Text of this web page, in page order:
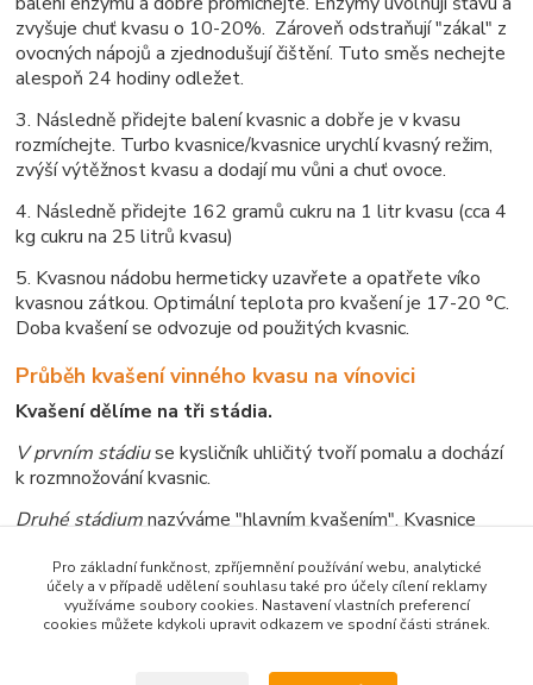
zvyšuje chuť kvasu o 10-20%. Zároveň odstraňují "zákal" z
ovocných nápojů a zjednodušují čištění. Tuto směs nechejte
alespoň 24 hodiny odležet.
3. Následně přidejte balení kvasnic a dobře je v kvasu
rozmíchejte. Turbo kvasnice/kvasnice urychlí kvasný režim,
zvýší výtěžnost kvasu a dodají mu vůni a chuť ovoce.
4. Následně přidejte 162 gramů cukru na 1 litr kvasu (cca 4
kg cukru na 25 litrů kvasu)
5. Kvasnou nádobu hermeticky uzavřete a opatřete víko
kvasnou zátkou. Optimální teplota pro kvašení je 17-20 °C.
Doba kvašení se odvozuje od použitých kvasnic.
Průběh kvašení vinného kvasu na vínovici
Kvašení dělíme na tři stádia.
V prvním stádiuse kysličník uhličitý tvoří pomalu a dochází
k rozmnožování kvasnic.
Druhé stádiumnazýváme "hlavním kvašením". Kvasnice
kysličníku uhličitého a stoupá teplota kvasu.
Třetí stádium, tzv. "dokvašování" se projevuje ustáváním
bouřlivého kvašení. Tvorba kysličníku uhličitého ustává a
Pro základní funkčnost, zpříjemnění používání webu, analytické
účely a v případě udělení souhlasu také pro účely cílení reklamy
využíváme soubory cookies. Nastavení vlastních preferencí
cookies můžete kdykoli upravit odkazem ve spodní části stránek.